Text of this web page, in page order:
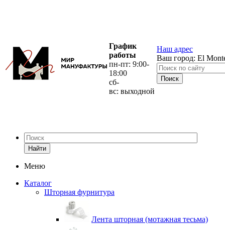
График
работы
пн-пт: 9:00-
18:00
сб-
вс: выходной
Наш адрес
Ваш город: El
Найти
Меню
Каталог
Шторная фурнитура
Лента шторная (мотажная тесьма)